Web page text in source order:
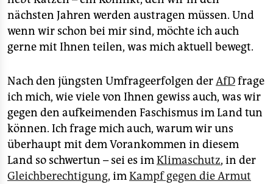
nächsten Jahren werden austragen müssen. Und
wenn wir schon bei mir sind, möchte ich auch
gerne mit Ihnen teilen, was mich aktuell bewegt.
Nach den jüngsten Umfrage­erfolgen derAfDfrage
ich mich, wie viele von Ihnen gewiss auch, was wir
gegen den aufkeimenden Faschismus im Land tun
können. Ich frage mich auch, warum wir uns
überhaupt mit dem Vorankommen in diesem
Land so schwertun – sei es imKlimaschutz, in der
Gleichberechtigung, imKampf gegen die Armut